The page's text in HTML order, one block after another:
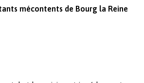
mécontents de Bourg la Reine